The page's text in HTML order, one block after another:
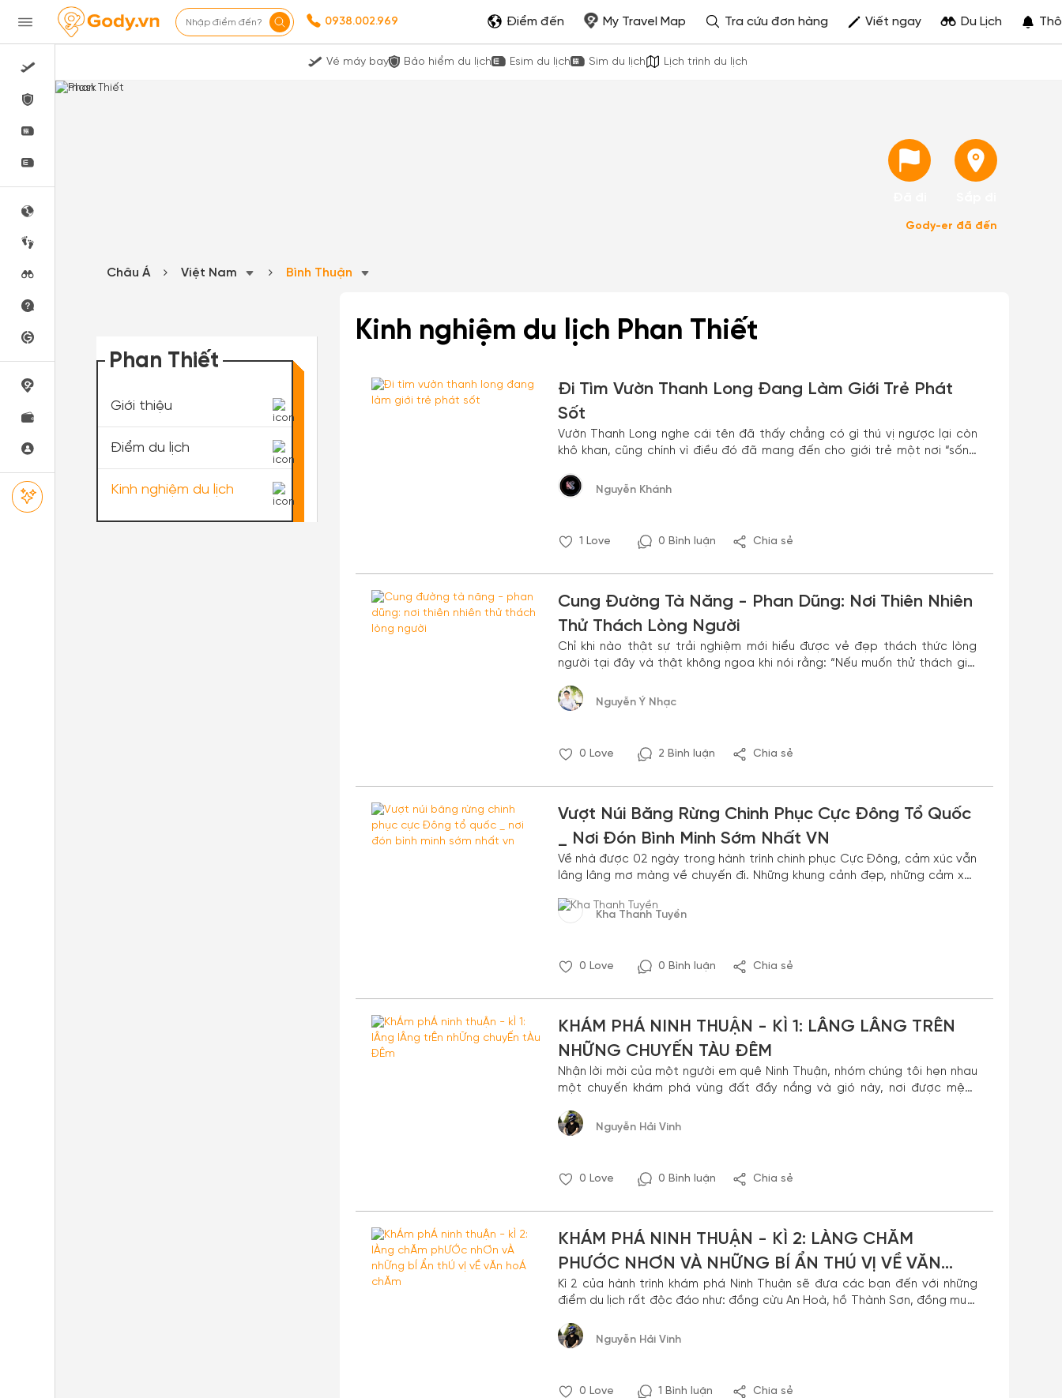
Nhập điểm đến? 0938.002.969 Điểm đến My Travel Map Tra cứu đơn hàng Viết ngay Du Lịch
Vé máy bay Bảo hiểm du lịch Esim du lịch Sim du lịch Lịch trình du lịch
Gody-er đã đến
Châu Á Việt Nam Bình Thuận
Kinh nghiệm du lịch Phan Thiết
Đi Tìm Vườn Thanh Long Đang Làm Giới Trẻ Phát
Sốt
Vườn Thanh Long nghe cái tên đã thấy chẳng có gì thú vị ngược lại còn
khô khan, cũng chính vì điều đó đã mang đến cho giới trẻ một nơi “sống
Nguyễn Khánh
1 Love 0 Bình luận Chia sẻ
Cung Đường Tà Năng - Phan Dũng: Nơi Thiên Nhiên
Thử Thách Lòng Người
Chỉ khi nào thật sự trải nghiệm mới hiểu được vẻ đẹp thách thức lòng
người tại đây và thật không ngoa khi nói rằng: “Nếu muốn thử thách giới
Dũng”.
Nguyễn Ý Nhạc
0 Love 2 Bình luận Chia sẻ
Vượt Núi Băng Rừng Chinh Phục Cực Đông Tổ Quốc
_ Nơi Đón Bình Minh Sớm Nhất VN
Về nhà được 02 ngày trong hành trình chinh phục Cực Đông, cảm xúc vẫn
lâng lâng mơ màng về chuyến đi. Những khung cảnh đẹp, những cảm xúc
chinh phục mọi địa hình với những cung bậc cảm xúc khác nhau để đến với
điểm cực Đông thiêng liêng của Tổ quốc.
Kha Thanh Tuyền
0 Love 0 Bình luận Chia sẻ
KHÁM PHÁ NINH THUẬN - KÌ 1: LÂNG LÂNG TRÊN
NHỮNG CHUYẾN TÀU ĐÊM
Nhận lời mời của một người em quê Ninh Thuận, nhóm chúng tôi hẹn nhau
một chuyến khám phá vùng đất đầy nắng và gió này, nơi được mệnh
tưởng tượng..hehe. Bạn nào yêu thích Ninh Thuận thì đón xem chuyến
khám phá của tụi mình nhé, kì 1 bắt đầu.
Nguyễn Hải Vinh
0 Love 0 Bình luận Chia sẻ
KHÁM PHÁ NINH THUẬN - KÌ 2: LÀNG CHĂM
PHƯỚC NHƠN VÀ NHỮNG BÍ ẨN THÚ VỊ VỀ VĂN
HOÁ CHĂM
Kì 2 của hành trình khám phá Ninh Thuận sẽ đưa các bạn đến với những
điểm du lịch rất độc đáo như: đồng cừu An Hoà, hồ Thành Sơn, đồng muối
Phước nhơn, trong đó có việc được ghé thăm nghĩa trang của người
Chăm Bà Ni nơi đây.
Nguyễn Hải Vinh
0 Love 1 Bình luận Chia sẻ
Phan Thiết
Giới thiệu
Điểm du lịch
Kinh nghiệm du lịch